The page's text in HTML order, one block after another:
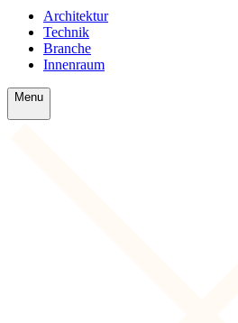
Architektur
Technik
Branche
Innenraum
Menu